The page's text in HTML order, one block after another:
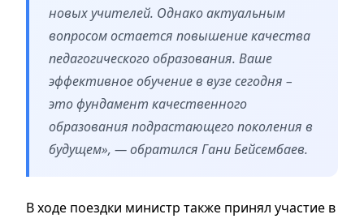
новых учителей. Однако актуальным
вопросом остается повышение качества
педагогического образования. Ваше
эффективное обучение в вузе сегодня –
это фундамент качественного
образования подрастающего поколения в
будущем», — обратился Гани Бейсембаев.
В ходе поездки министр также принял участие в